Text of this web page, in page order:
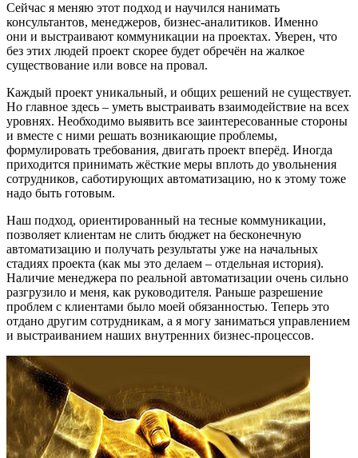
Сейчас я меняю этот подход и научился нанимать
консультантов, менеджеров, бизнес-аналитиков. Именно
они и выстраивают коммуникации на проектах. Уверен, что
без этих людей проект скорее будет обречён на жалкое
существование или вовсе на провал.
Каждый проект уникальный, и общих решений не существует.
Но главное здесь – уметь выстраивать взаимодействие на всех
уровнях. Необходимо выявить все заинтересованные стороны
и вместе с ними решать возникающие проблемы,
формулировать требования, двигать проект вперёд. Иногда
приходится принимать жёсткие меры вплоть до увольнения
сотрудников, саботирующих автоматизацию, но к этому тоже
надо быть готовым.
Наш подход, ориентированный на тесные коммуникации,
позволяет клиентам не слить бюджет на бесконечную
автоматизацию и получать результаты уже на начальных
стадиях проекта (как мы это делаем – отдельная история).
Наличие менеджера по реальной автоматизации очень сильно
разгрузило и меня, как руководителя. Раньше разрешение
проблем с клиентами было моей обязанностью. Теперь это
отдано другим сотрудникам, а я могу заниматься управлением
и выстраиванием наших внутренних бизнес-процессов.